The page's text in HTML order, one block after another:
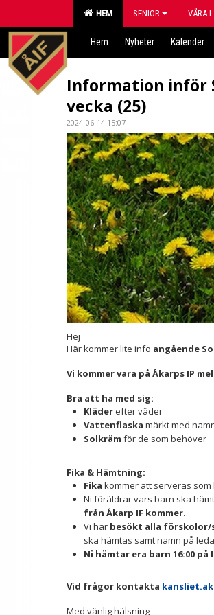
HEM SENIOR VÅRA
Hem Nyheter Kalender
Information inför
vecka (25)
2024-06-14 15:07
Hej
Här kommer lite info angående
Vi kommer vara på Åkarps IP
Bra att ha med sig:
Kläderefter väder
Vattenflaska märkt med
Solkräm för de som behöver
Fika & Hämtning:
Fika kommer att serveras
Ni föräldrar vars barn ska
från Åkarp IF kommer.
Vi har besökt alla förskolor/
ska hämtas samt namn på
Ni hämtar era barn 16:00 på
Vid frågor kontakta
Med vänlig hälsning